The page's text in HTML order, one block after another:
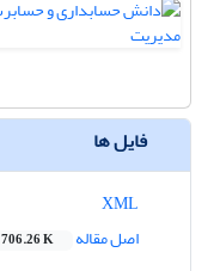
فایل ها
اصل مقاله
706.26 K